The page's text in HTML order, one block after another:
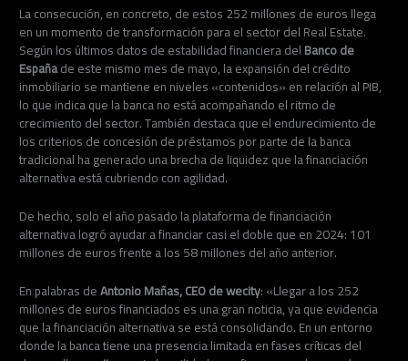
La consecución, en concreto, de estos 252 millones de euros llega
en un momento de transformación para el sector del Real Estate.
Según los últimos datos de estabilidad financiera delBanco de
Españade este mismo mes de mayo, la expansión del crédito
inmobiliario se mantiene en niveles «contenidos» en relación al PIB,
lo que indica que la banca no está acompañando el ritmo de
crecimiento del sector. También destaca que el endurecimiento de
los criterios de concesión de préstamos por parte de la banca
tradicional ha generado una brecha de liquidez que la financiación
alternativa está cubriendo con agilidad.
De hecho, solo el año pasado la plataforma de financiación
alternativa logró ayudar a financiar casi el doble que en 2024: 101
millones de euros frente a los 58 millones del año anterior.
En palabras deAntonio Mañas, CEO de wecity: «Llegar a los 252
millones de euros financiados es una gran noticia, ya que evidencia
que la financiación alternativa se está consolidando. En un entorno
donde la banca tiene una presencia limitada en fases críticas del